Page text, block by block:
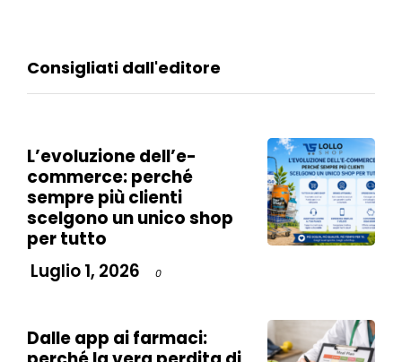
Consigliati dall'editore
L’evoluzione dell’e-
commerce: perché
sempre più clienti
scelgono un unico shop
per tutto
Luglio 1, 2026
0
Dalle app ai farmaci: